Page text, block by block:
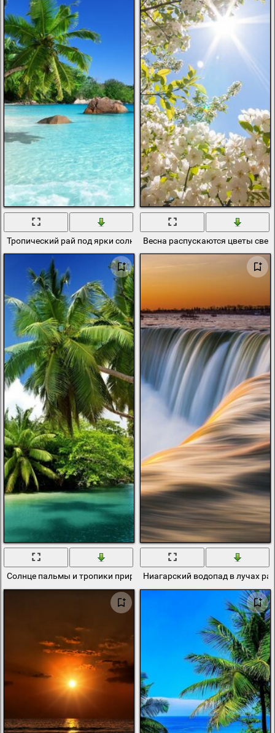
Тропический рай под ярки солнцем и пальмами
Весна распускаются цветы
Солнце пальмы и тропики природаНиагарский водопад в лучах